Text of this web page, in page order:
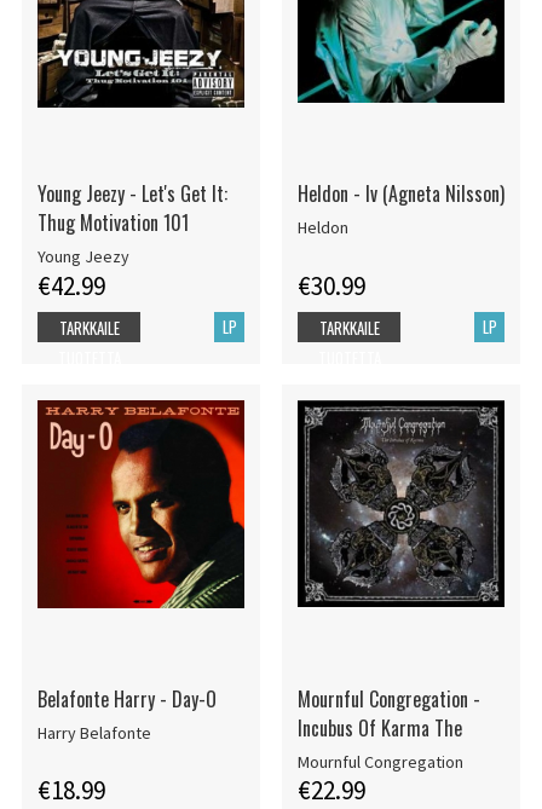
Young Jeezy - Let's Get It:
Thug Motivation 101
Young Jeezy
€42.99
LP
TARKKAILE
Heldon - Iv (Agneta Nilsson)
Heldon
€30.99
LP
TARKKAILE
Belafonte Harry - Day-O
Harry Belafonte
€18.99
Mournful Congregation -
Incubus Of Karma The
Mournful Congregation
€22.99